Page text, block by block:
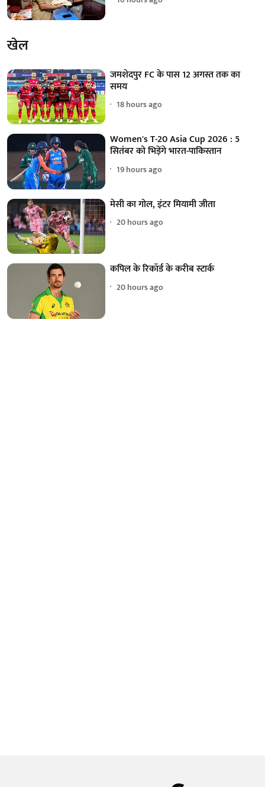
खेल
जमशेदपुर FC के पास 12 अगस्त तक का
समय
18 hours ago
Women's T-20 Asia Cup 2026 : 5
सितंबर को भिड़ेंगे भारत-पाकिस्तान
19 hours ago
मेसी का गोल, इंटर मियामी जीता
20 hours ago
कपिल के रिकॉर्ड के करीब स्टार्क
20 hours ago